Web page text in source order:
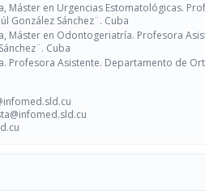
Máster en Urgencias Estomatológicas.
González Sánchez¨. Cuba
Máster en Odontogeriatría. Profesora
Cuba
Profesora Asistente. Departamento de